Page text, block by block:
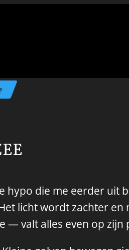
hypo die me eerder uit
licht wordt zachter
— valt alles even op